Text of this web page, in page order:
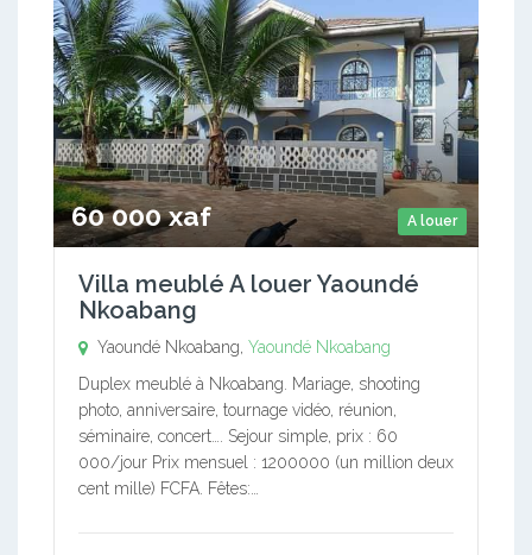
A louer
60 000 xaf
Villa meublé A louer Yaoundé
Nkoabang
Yaoundé Nkoabang, Yaoundé Nkoabang
Duplex meublé à Nkoabang. Mariage, shooting
photo, anniversaire, tournage vidéo, réunion,
séminaire, concert…. Sejour simple, prix : 60
000/jour Prix mensuel : 1200000 (un million deux
cent mille) FCFA. Fêtes:…